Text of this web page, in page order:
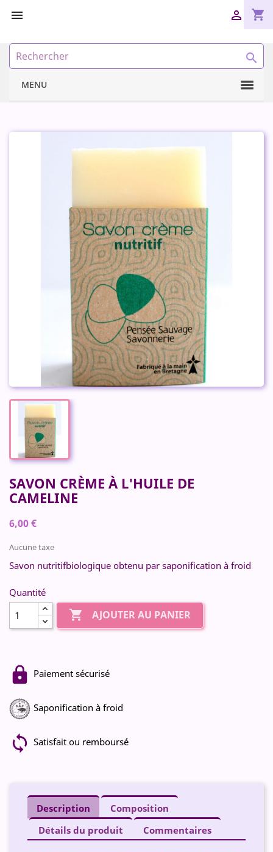
 shopping_cart


MENU
SAVON CRÈME À L'HUILE DE
CAMELINE
6,00 €
Aucune taxe
Savon nutritifbiologique obtenu par saponification à froid
Quantité
 AJOUTER AU PANIER
Paiement sécurisé
Saponification à froid
Satisfait ou remboursé
Description
Composition
Détails du produit
Commentaires